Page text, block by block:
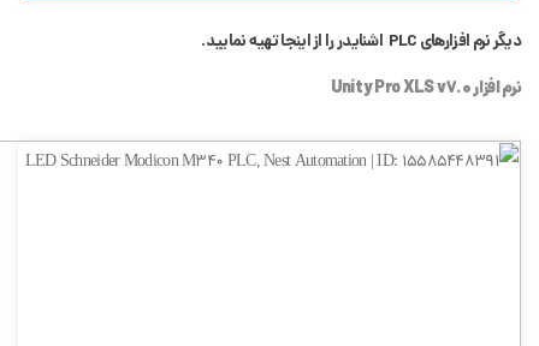
دیگر نرم افزارهای PLC اشنایدر را از اینجا تهیه نمایید.
نرم افزار Unity Pro XLS v7.0